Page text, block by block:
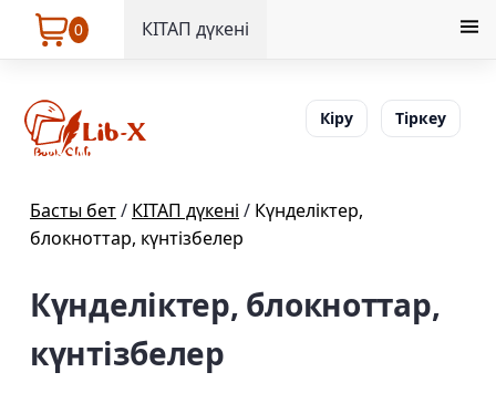
0 КІТАП дүкені
Кіру Тіркеу
Басты бет/ КІТАП дүкені / Күнделіктер,
блокноттар, күнтізбелер
Күнделіктер, блокноттар,
күнтізбелер